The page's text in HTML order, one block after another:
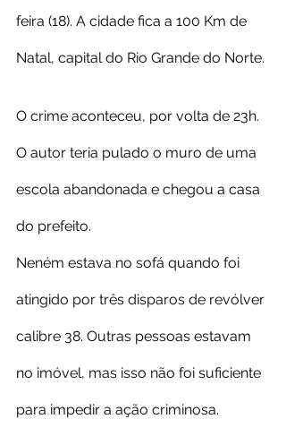
feira (18). A cidade fica a 100 Km de
Natal, capital do Rio Grande do Norte.
O crime aconteceu, por volta de 23h.
O autor teria pulado o muro de uma
escola abandonada e chegou a casa
do prefeito.
Neném estava no sofá quando foi
atingido por três disparos de revólver
calibre 38. Outras pessoas estavam
no imóvel, mas isso não foi suficiente
para impedir a ação criminosa.